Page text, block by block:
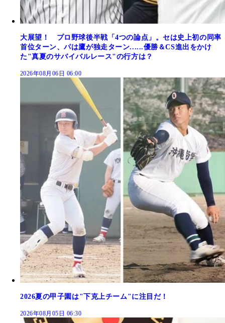
大展望！ プロ野球後半戦「4つの論点」。セは史上初の同率
首位ターン、パは鷹が独走ターン......優勝＆CS進出をかけ
た"真夏のサバイバルレース"の行方は？
2026年08月06日 06:00
2026夏の甲子園は"下克上チーム"に注目だ！
2026年08月05日 06:30